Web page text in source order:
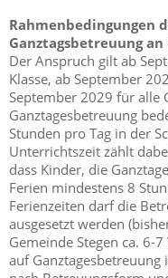
Rahmenbedingungen
Ganztagsbetreuung
Der Anspruch gilt ab
Klasse, ab September
September 2029 für alle
Ganztagesbetreuung
Stunden pro Tag in der
Unterrichtszeit zählt
dass Kinder, die
Ferien mindestens 8
Ferienzeiten darf die
ausgesetzt werden
Gemeinde Stegen ca. 6-
auf